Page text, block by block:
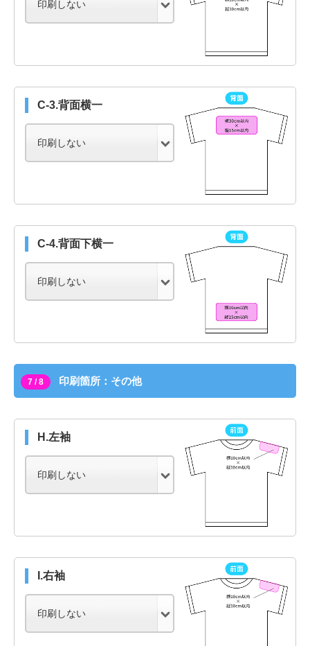
C-3.背面横一
C-4.背面下横一
7 / 8 印刷箇所：その他
H.左袖
I.右袖